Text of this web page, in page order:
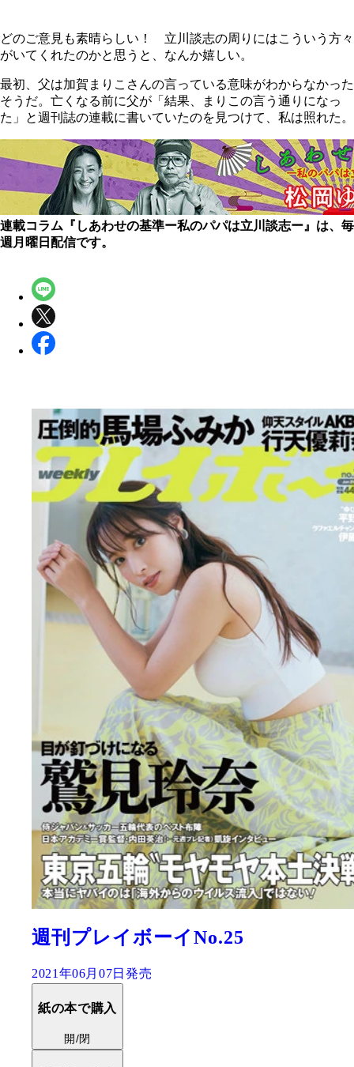
どのご意見も素晴らしい！ 立川談志の周りにはこういう方々
がいてくれたのかと思うと、なんか嬉しい。
最初、父は加賀まりこさんの言っている意味がわからなかった
そうだ。亡くなる前に父が「結果、まりこの言う通りになっ
た」と週刊誌の連載に書いていたのを見つけて、私は照れた。
連載コラム『しあわせの基準ー私のパパは立川談志ー』は、毎
週月曜日配信です。
週刊プレイボーイNo.25
2021年06月07日発売
紙の本で購入
開/閉